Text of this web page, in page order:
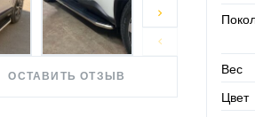


ОСТАВИТЬ ОТЗЫВ
Вес
Цвет